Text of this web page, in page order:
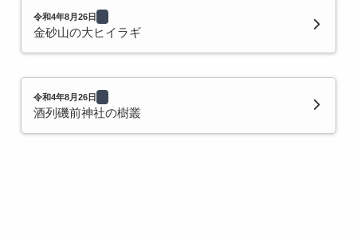
令和4年8月26日
金砂山の大ヒイラギ
令和4年8月26日
酒列磯前神社の樹叢